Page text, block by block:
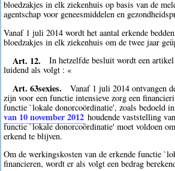
bloedzakjes in elk ziekenhuis op basis van de
agentschap voor geneesmiddelen en
Vanaf 1 juli 2014 wordt het aantal erkende
bloedzakjes in elk ziekenhuis om de twee jaar
Art. 12.
In hetzelfde besluit wordt een artikel
luidend als volgt : «
Art. 63sexies.
Vanaf 1 juli 2014 ontvangen
zijn voor een functie intensieve zorg een
functie `lokale donorcoördinatie', zoals bedoeld
van 10 november 2012 houdende vaststelling
functie `lokale donorcoördinatie' moet voldoen
erkend te blijven.
Om de werkingskosten van de erkende functie
financieren, wordt er als volgt een bedrag